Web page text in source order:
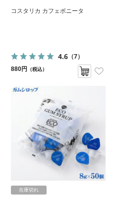
コスタリカ カフェボニータ
4.6（7）
880円 （税込）
在庫切れ